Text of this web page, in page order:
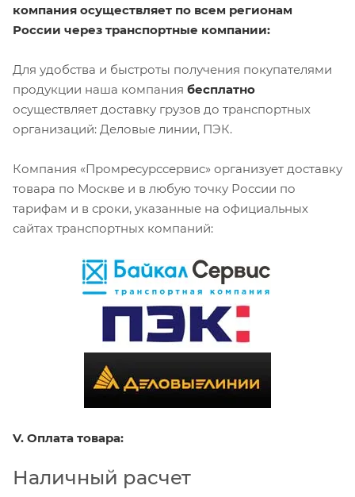
компания осуществляет по всем регионам
России через транспортные компании:
Для удобства и быстроты получения покупателями
продукции наша компания бесплатно
осуществляет доставку грузов до транспортных
организаций: Деловые линии, ПЭК.
Компания «Промресурссервис» организует доставку
товара по Москве и в любую точку России по
тарифам и в сроки, указанные на официальных
сайтах транспортных компаний:
V. Оплата товара:
Наличный расчет